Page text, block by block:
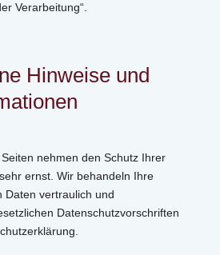
Verarbeitung“.
Hinweise und
nehmen den Schutz Ihrer
ernst. Wir behandeln Ihre
Daten vertraulich und
Datenschutzvorschriften